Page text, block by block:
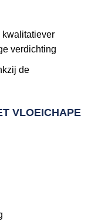
kwalitatiever
verdichting
de
VLOEICHAPE